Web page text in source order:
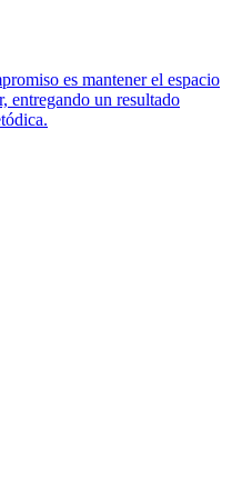
es mantener el espacio
entregando un resultado